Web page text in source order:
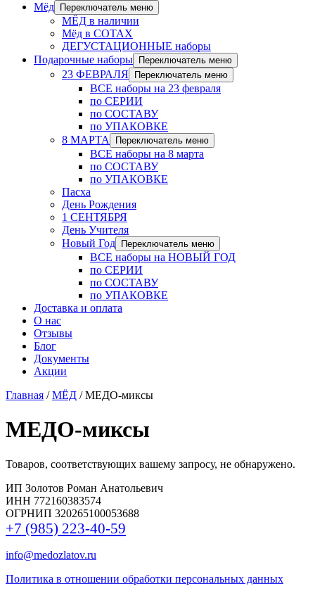
Мёд
Переключатель меню
МЁД в наличии
Мёд в СОТАХ
ДЕГУСТАЦИОННЫЕ наборы
Подарочные наборы
Переключатель меню
23 ФЕВРАЛЯ Переключатель меню
ВСЕ наборы на 23 февраля
по СЕРИИ
по СОСТАВУ
по УПАКОВКЕ
8 МАРТА
Переключатель меню
ВСЕ наборы на 8 марта
по СОСТАВУ
по УПАКОВКЕ
Пасха
День Рождения
1 СЕНТЯБРЯ
День Учителя
Новый Год
Переключатель меню
ВСЕ наборы на НОВЫЙ ГОД
по СЕРИИ
по СОСТАВУ
по УПАКОВКЕ
Доставка и оплата
О нас
Отзывы
Блог
Документы
Акции
Главная /МЁД / МЕДО-миксы
МЕДО-миксы
Товаров, соответствующих вашему запросу, не обнаружено.
ИП Золотов Роман Анатольевич
ИНН 772160383574
ОГРНИП 320265100053688
+7 (985) 223-40-59
info@medozlatov.ru
Политика в отношении обработки персональных данных